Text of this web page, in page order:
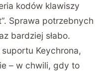
kodów klawiszy
Sprawa potrzebnych
bardziej słabo.
Keychrona,
– w chwili, gdy to